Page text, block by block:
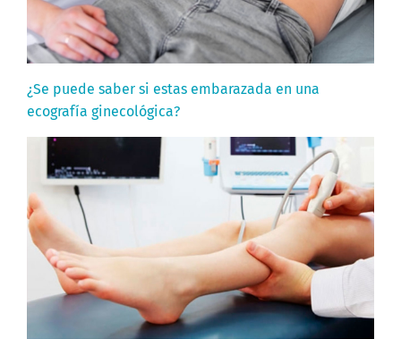
¿Se puede saber si estas embarazada en una
ecografía ginecológica?